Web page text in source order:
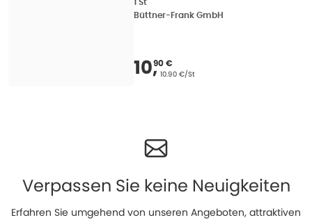
1 St
Büttner-Frank GmbH
Verkaufspreis
10,
90 €
Grundpreis
10.90 €/St
Verpassen Sie keine Neuigkeiten
Erfahren Sie umgehend von unseren Angeboten, attraktiven